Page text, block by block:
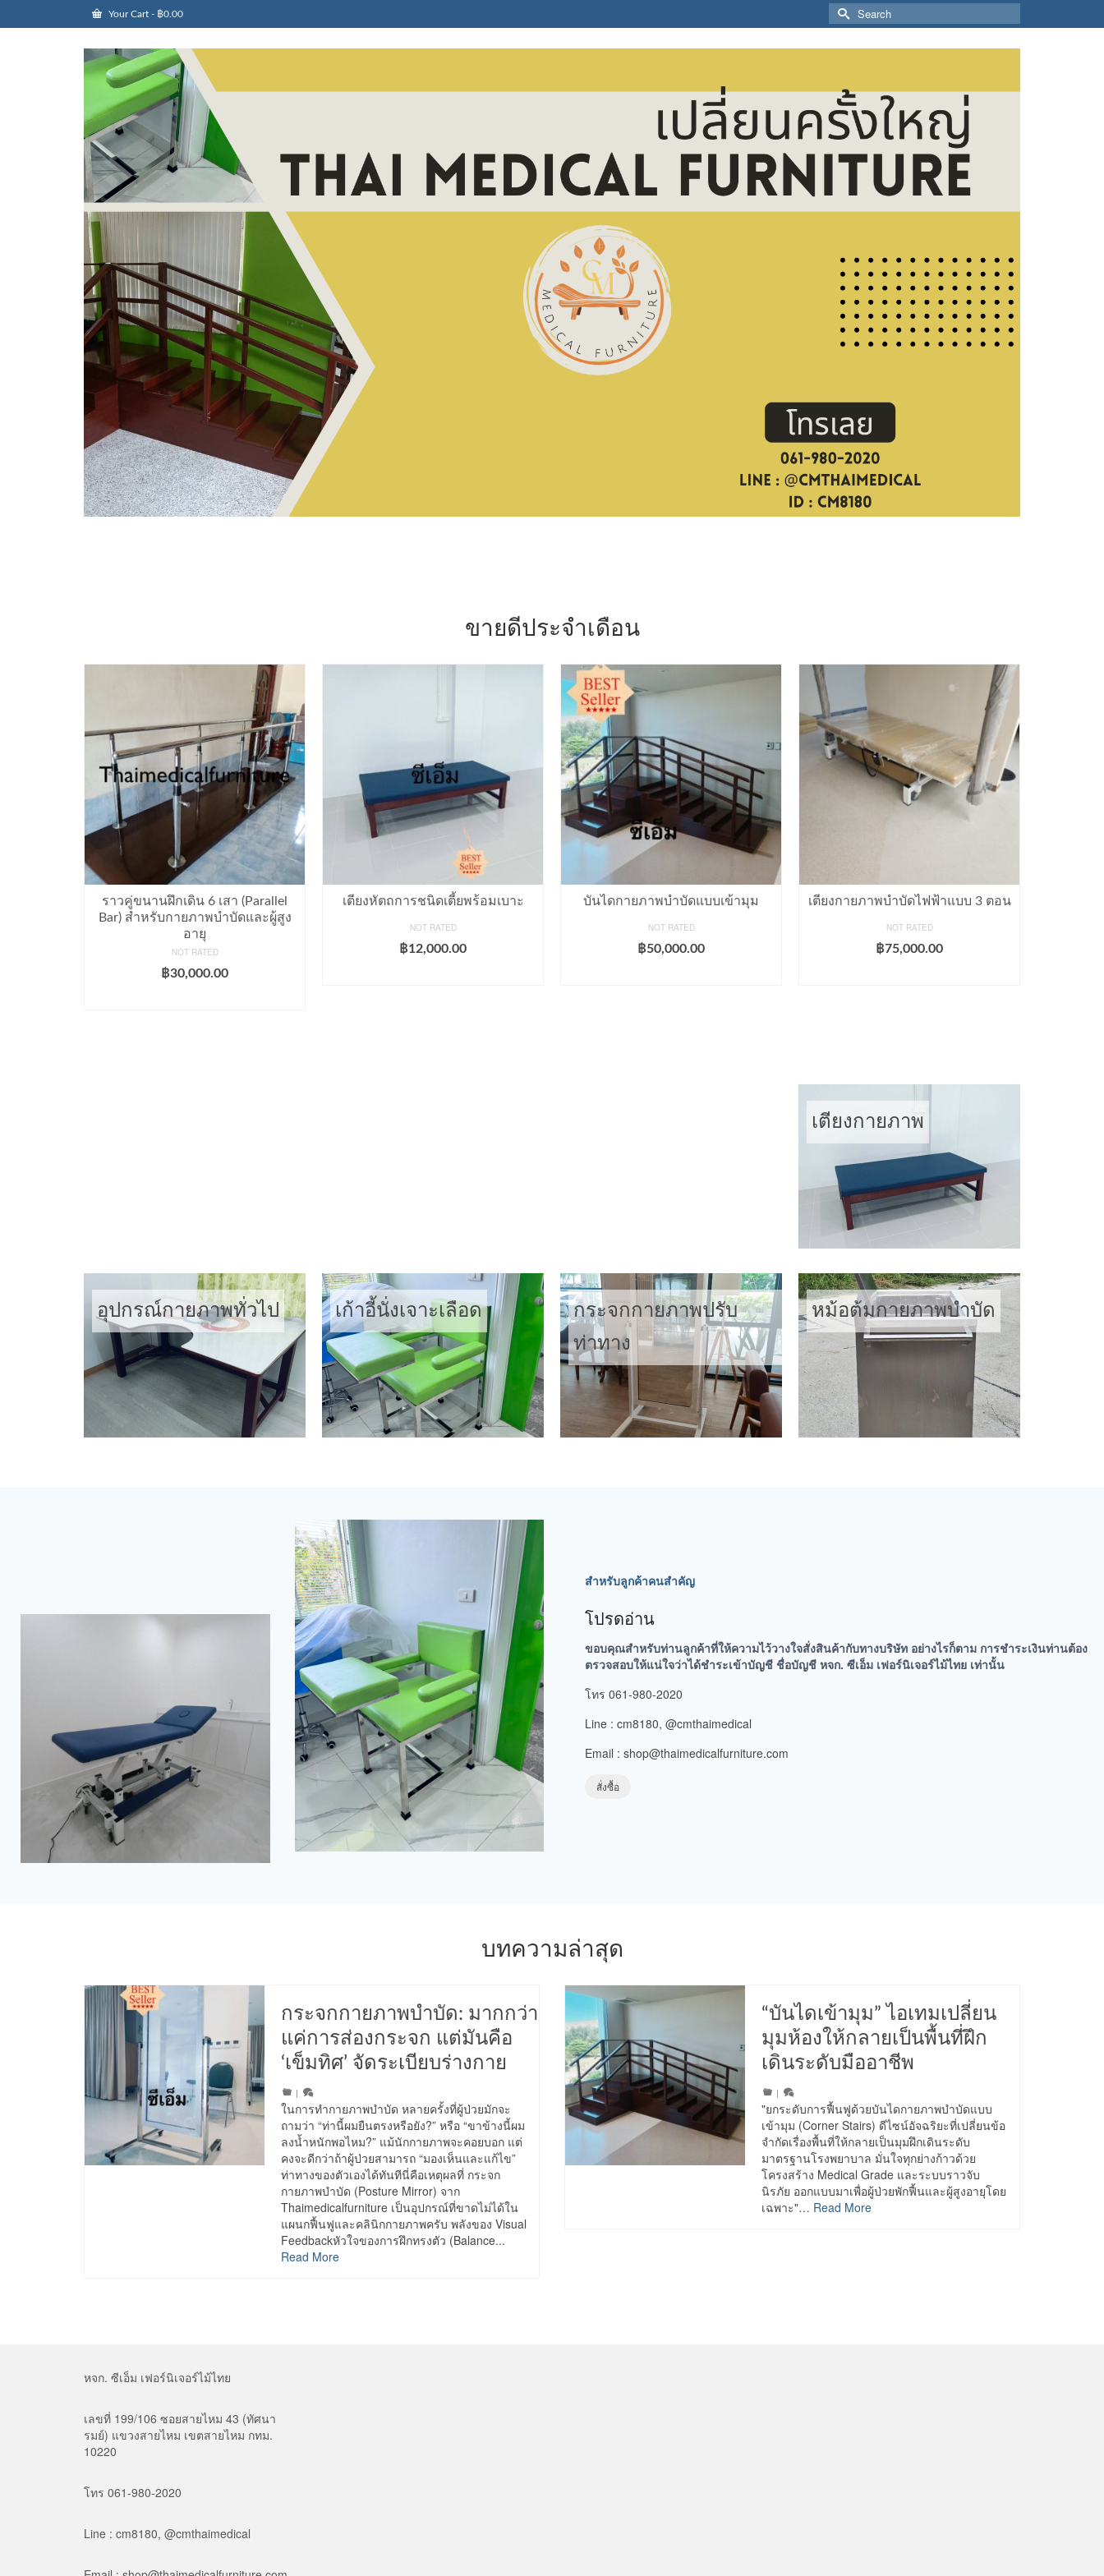
Your Cart - ฿0.00
Search
for:
ขายดีประจำเดือน
ราวคู่ขนานฝึกเดิน 6 เสา (Parallel
Bar) สำหรับกายภาพบำบัดและผู้สูง
อายุ
NOT RATED
฿30,000.00
เตียงหัตถการชนิดเตี้ยพร้อมเบาะ
NOT RATED
฿12,000.00
บันไดกายภาพบำบัดแบบเข้ามุม
NOT RATED
฿50,000.00
เตียงกายภาพบำบัดไฟฟ้าแบบ 3 ตอน
NOT RATED
฿75,000.00
เตียงกายภาพ
อุปกรณ์กายภาพทั่วไป เก้าอี้นั่งเจาะเลือด
กระจกกายภาพปรับ
ท่าทาง
หม้อต้มกายภาพบำบัด
สำหรับลูกค้าคนสำคัญ
โปรดอ่าน
ขอบคุณสำหรับท่านลูกค้าที่ให้ความไว้วางใจสั่งสินค้ากับทางบริษัท อย่างไรก็ตาม การชำระเงินท่านต้อง
ตรวจสอบให้แน่ใจว่าได้ชำระเข้าบัญชี ชื่อบัญชี หจก. ซีเอ็ม เฟอร์นิเจอร์ไม้ไทย เท่านั้น
โทร 061-980-2020
Line : cm8180, @cmthaimedical
Email : shop@thaimedicalfurniture.com
สั่งซื้อ
บทความล่าสุด
กระจกกายภาพบำบัด: มากกว่า
แค่การส่องกระจก แต่มันคือ
‘เข็มทิศ’ จัดระเบียบร่างกาย
|
ในการทำกายภาพบำบัด หลายครั้งที่ผู้ป่วยมักจะ
ถามว่า “ท่านี้ผมยืนตรงหรือยัง?” หรือ “ขาข้างนี้ผม
ลงน้ำหนักพอไหม?” แม้นักกายภาพจะคอยบอก แต่
คงจะดีกว่าถ้าผู้ป่วยสามารถ “มองเห็นและแก้ไข”
ท่าทางของตัวเองได้ทันทีนี่คือเหตุผลที่ กระจก
กายภาพบำบัด (Posture Mirror) จาก
Thaimedicalfurniture เป็นอุปกรณ์ที่ขาดไม่ได้ใน
แผนกฟื้นฟูและคลินิกกายภาพครับ พลังของ Visual
Feedbackหัวใจของการฝึกทรงตัว (Balance...
Read More
“บันไดเข้ามุม” ไอเทมเปลี่ยน
มุมห้องให้กลายเป็นพื้นที่ฝึก
เดินระดับมืออาชีพ
|
"ยกระดับการฟื้นฟูด้วยบันไดกายภาพบำบัดแบบ
เข้ามุม (Corner Stairs) ดีไซน์อัจฉริยะที่เปลี่ยนข้อ
จำกัดเรื่องพื้นที่ให้กลายเป็นมุมฝึกเดินระดับ
มาตรฐานโรงพยาบาล มั่นใจทุกย่างก้าวด้วย
โครงสร้าง Medical Grade และระบบราวจับ
นิรภัย ออกแบบมาเพื่อผู้ป่วยพักฟื้นและผู้สูงอายุโดย
เฉพาะ"… Read More
หจก. ซีเอ็ม เฟอร์นิเจอร์ไม้ไทย
เลขที่ 199/106 ซอยสายไหม 43 (ทัศนา
รมย์) แขวงสายไหม เขตสายไหม กทม.
10220
โทร 061-980-2020
Line : cm8180, @cmthaimedical